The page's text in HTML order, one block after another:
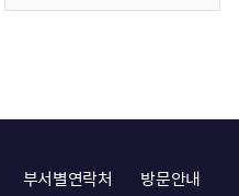
부서별연락처
방문안내